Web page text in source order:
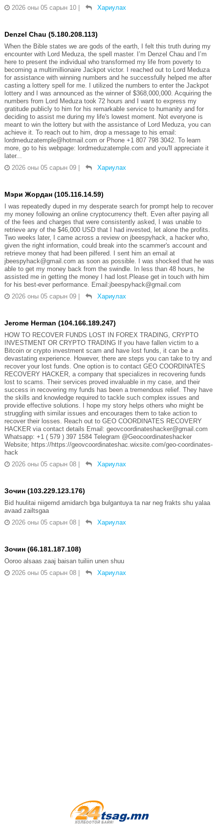
2026 оны 05 сарын 10 | Хариулах
Denzel Chau (5.180.208.113)
When the Bible states we are gods of the earth, I felt this truth during my
encounter with Lord Meduza, the spell master. I’m Denzel Chau and I’m
here to present the individual who transformed my life from poverty to
becoming a multimillionaire Jackpot victor. I reached out to Lord Meduza
for assistance with winning numbers and he successfully helped me after
casting a lottery spell for me. I utilized the numbers to enter the Jackpot
lottery and I was announced as the winner of $368,000,000. Acquiring the
numbers from Lord Meduza took 72 hours and I want to express my
gratitude publicly to him for his remarkable service to humanity and for
deciding to assist me during my life's lowest moment. Not everyone is
meant to win the lottery but with the assistance of Lord Meduza, you can
achieve it. To reach out to him, drop a message to his email:
lordmeduzatemple@hotmail.com or Phone +1 807 798 3042. To learn
more, go to his webpage: lordmeduzatemple.com and you'll appreciate it
later...
2026 оны 05 сарын 09 | Хариулах
Мэри Жордан (105.116.14.59)
I was repeatedly duped in my desperate search for prompt help to recover
my money following an online cryptocurrency theft. Even after paying all
of the fees and charges that were consistently asked, I was unable to
retrieve any of the $46,000 USD that I had invested, let alone the profits.
Two weeks later, I came across a review on jbeespyhack, a hacker who,
given the right information, could break into the scammer's account and
retrieve money that had been pilfered. I sent him an email at
jbeespyhack@gmail.com as soon as possible. I was shocked that he was
able to get my money back from the swindle. In less than 48 hours, he
assisted me in getting the money I had lost.Please get in touch with him
for his best-ever performance. Email:jbeespyhack@gmail.com
2026 оны 05 сарын 09 | Хариулах
Jerome Herman (104.166.189.247)
HOW TO RECOVER FUNDS LOST IN FOREX TRADING, CRYPTO
INVESTMENT OR CRYPTO TRADING If you have fallen victim to a
Bitcoin or crypto investment scam and have lost funds, it can be a
devastating experience. However, there are steps you can take to try and
recover your lost funds. One option is to contact GEO COORDINATES
RECOVERY HACKER, a company that specializes in recovering funds
lost to scams. Their services proved invaluable in my case, and their
success in recovering my funds has been a tremendous relief. They have
the skills and knowledge required to tackle such complex issues and
provide effective solutions. I hope my story helps others who might be
struggling with similar issues and encourages them to take action to
recover their losses. Reach out to GEO COORDINATES RECOVERY
HACKER via contact details Email: geovcoordinateshacker@gmail.com
Whatsapp: +1 ( 579 ) 397 1584 Telegram @Geocoordinateshacker
Website; https://https://geovcoordinateshac.wixsite.com/geo-coordinates-
hack
2026 оны 05 сарын 08 | Хариулах
Зочин (103.229.123.176)
Bid huulitai niigemd amidarch bga bulgantuya ta nar neg frakts shu yalaa
avaad zailtsgaa
2026 оны 05 сарын 08 | Хариулах
Зочин (66.181.187.108)
Ooroo alsaas zaaj baisan tuiliin unen shuu
2026 оны 05 сарын 08 | Хариулах